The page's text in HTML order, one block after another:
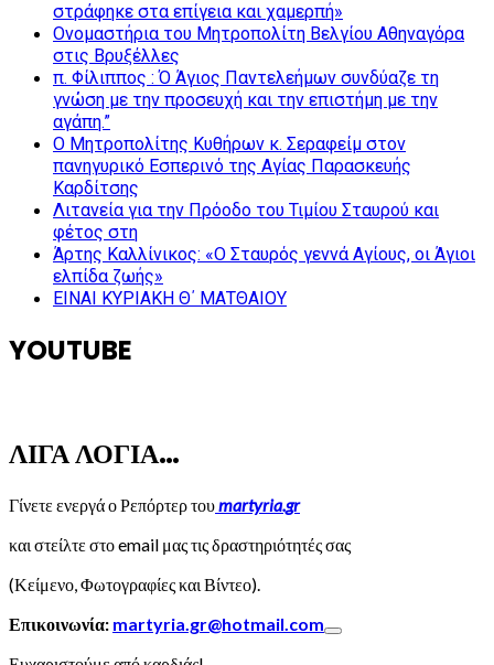
στράφηκε στα επίγεια και χαμερπή»
Ονομαστήρια του Μητροπολίτη Βελγίου Αθηναγόρα
στις Βρυξέλλες
π. Φίλιππος : Ό Άγιος Παντελεήμων συνδύαζε τη
γνώση με την προσευχή και την επιστήμη με την
αγάπη.”
Ο Μητροπολίτης Κυθήρων κ. Σεραφείμ στον
πανηγυρικό Εσπερινό της Αγίας Παρασκευής
Καρδίτσης
Λιτανεία για την Πρόοδο του Τιμίου Σταυρού και
φέτος στη
Άρτης Καλλίνικος: «Ο Σταυρός γεννά Αγίους, οι Άγιοι
ελπίδα ζωής»
ΕΙΝΑΙ ΚΥΡΙΑΚΗ Θ΄ ΜΑΤΘΑΙΟΥ
YOUTUBE
ΛΙΓΑ ΛΟΓΙΑ…
Γίνετε ενεργά ο Ρεπόρτερ τουmartyria.gr
και στείλτε στο email μας τις δραστηριότητές σας
(Κείμενο, Φωτογραφίες και Βίντεο).
Επικοινωνία: martyria.gr@hotmail.com